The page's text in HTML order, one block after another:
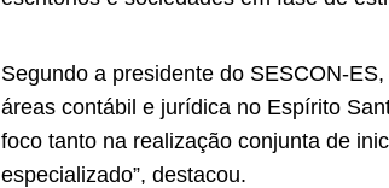
Segundo a presidente do SESCON-
áreas contábil e jurídica no Espírito
foco tanto na realização conjunta de
especializado”, destacou.